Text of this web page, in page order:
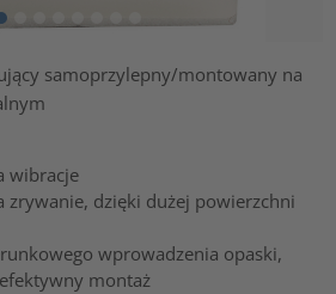
samoprzylepny/montowany na
wibracje
zrywanie, dzięki dużej powierzchni
wprowadzenia opaski,
montaż